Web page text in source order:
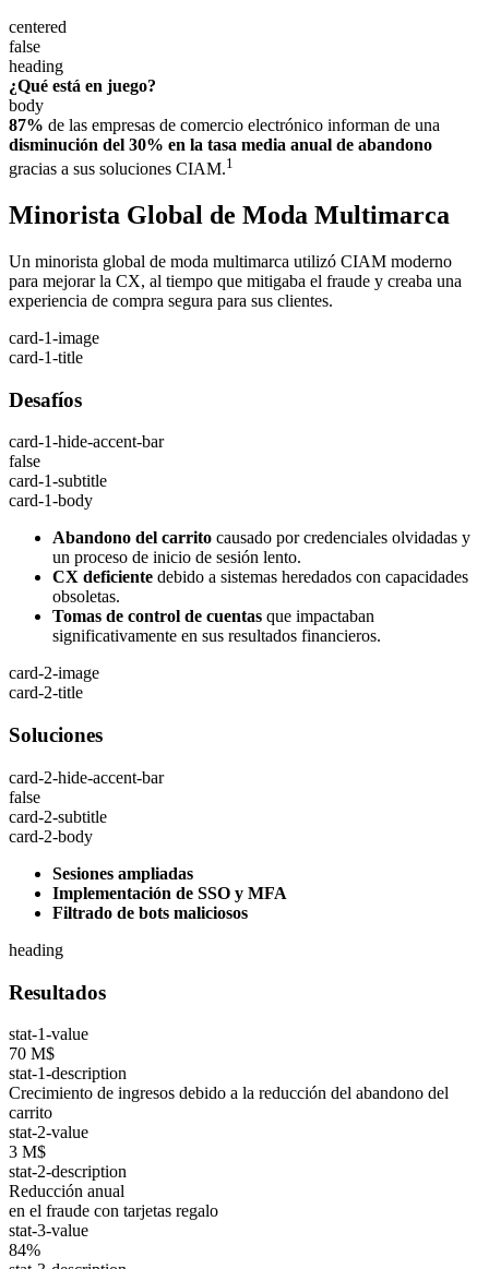
centered
false
heading
¿Qué está en juego?
body
87% de las empresas de comercio electrónico informan de una
disminución del 30% en la tasa media anual de abandono
gracias a sus soluciones CIAM.1
Minorista Global de Moda Multimarca
Un minorista global de moda multimarca utilizó CIAM moderno
para mejorar la CX, al tiempo que mitigaba el fraude y creaba una
experiencia de compra segura para sus clientes.
card-1-image
card-1-title
Desafíos
card-1-hide-accent-bar
false
card-1-subtitle
card-1-body
Abandono del carrito causado por credenciales olvidadas y
un proceso de inicio de sesión lento.
CX deficiente debido a sistemas heredados con capacidades
obsoletas.
Tomas de control de cuentas que impactaban
significativamente en sus resultados financieros.
card-2-image
card-2-title
Soluciones
card-2-hide-accent-bar
false
card-2-subtitle
card-2-body
Sesiones ampliadas
Implementación de SSO y MFA
Filtrado de bots maliciosos
heading
Resultados
stat-1-value
70 M$
stat-1-description
Crecimiento de ingresos debido a la reducción del abandono del
carrito
stat-2-value
3 M$
stat-2-description
Reducción anual
en el fraude con tarjetas regalo
stat-3-value
84%